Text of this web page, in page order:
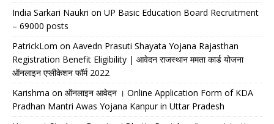
India Sarkari Naukri on UP Basic Education Board Recruitment
– 69000 posts
PatrickLom on Aavedn Prasuti Shayata Yojana Rajasthan
Registration Benefit Eligibility | आवेदन राजस्थान ममता कार्ड योजना
ऑनलाइन एप्लीकेशन फॉर्म 2022
Karishma on ऑनलाइन आवेदन । Online Application Form of KDA
Pradhan Mantri Awas Yojana Kanpur in Uttar Pradesh